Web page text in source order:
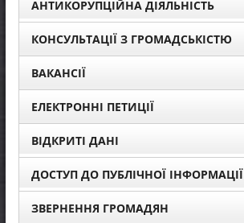
АНТИКОРУПЦІЙНА ДІЯЛЬНІСТЬ
КОНСУЛЬТАЦІЇ З ГРОМАДСЬКІСТЮ
ВАКАНСІЇ
ЕЛЕКТРОННІ ПЕТИЦІЇ
ВІДКРИТІ ДАНІ
ДОСТУП ДО ПУБЛІЧНОЇ ІНФОРМАЦІЇ
ЗВЕРНЕННЯ ГРОМАДЯН